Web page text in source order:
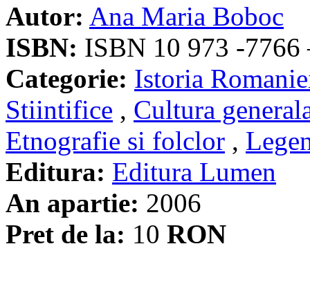
Autor: Ana Maria Boboc
ISBN: ISBN 10 973 -
Categorie: Istoria
Stiintifice , Cultura
Etnografie si folclor ,
Editura: Editura Lumen
An apartie: 2006
Pret de la: 10 RON